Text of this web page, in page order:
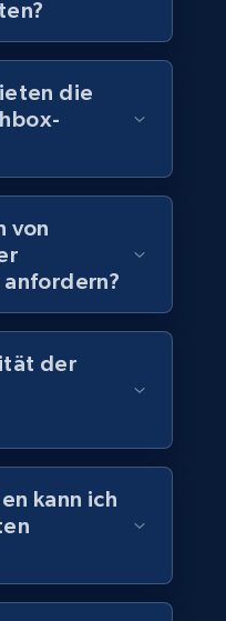
dataset
lc, Locations
lc, About
Jetzt kaufen
Gtin,
reviews, and
die
von
der
kann ich